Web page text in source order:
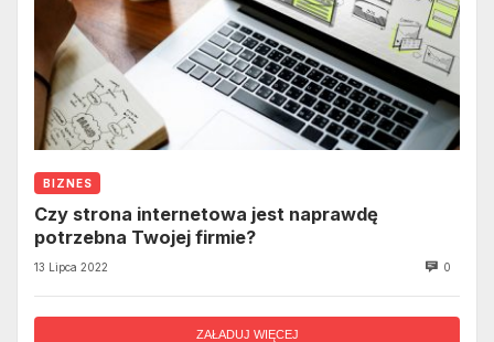
BIZNES
Czy strona internetowa jest naprawdę
potrzebna Twojej firmie?
13 Lipca 2022 0
ZAŁADUJ WIĘCEJ